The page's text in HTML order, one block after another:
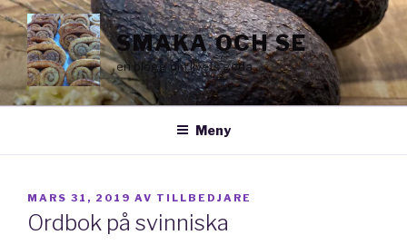
Hoppa
till
innehåll
SMAKA OCH SE
en blogg om livets goda
Meny
PUBLICERAT
MARS 31, 2019 AV TILLBEDJARE
Ordbok på svinniska